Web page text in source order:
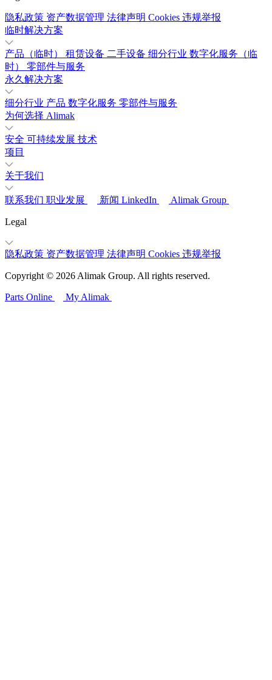
隐私政策 资产数据管理 法律声明 Cookies 违规举报
临时解决方案
产品（临时） 租赁设备 二手设备 细分行业 数字化服务（临
时）
零部件与服务
永久解决方案
细分行业 产品 数字化服务 零部件与服务
为何选择 Alimak
安全 可持续发展 技术
项目
关于我们
联系我们 职业发展 新闻 LinkedIn Alimak Group
Legal
隐私政策 资产数据管理 法律声明 Cookies 违规举报
Copyright © 2026 Alimak Group. All rights reserved.
Parts Online My Alimak